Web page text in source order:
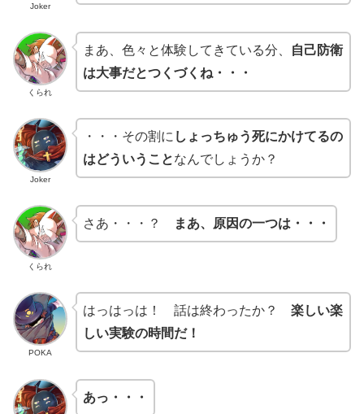
Joker
くられ
まあ、色々と体験してきている分、
自己防衛
は大事だとつくづくね・・・
Joker
・・・その割に しょっちゅう死にかけてるの
はどういうことなんでしょうか？
くられ
さあ・・・？ まあ、原因の一つは・・・
POKA
はっはっは！ 話は終わったか？ 楽しい楽
しい実験の時間だ！
あっ・・・